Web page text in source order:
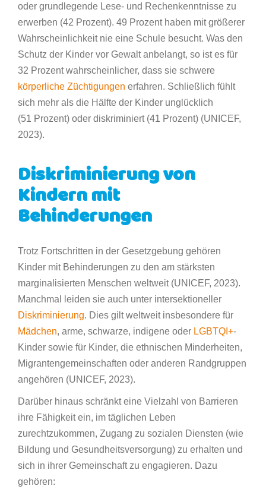
oder grundlegende Lese- und Rechenkenntnisse zu
erwerben (42 Prozent). 49 Prozent haben mit größerer
Wahrscheinlichkeit nie eine Schule besucht. Was den
Schutz der Kinder vor Gewalt anbelangt, so ist es für
32 Prozent wahrscheinlicher, dass sie schwere
körperliche Züchtigungen erfahren. Schließlich fühlt
sich mehr als die Hälfte der Kinder unglücklich
(51 Prozent) oder diskriminiert (41 Prozent) (UNICEF,
2023).
Diskriminierung von
Kindern mit
Behinderungen
Trotz Fortschritten in der Gesetzgebung gehören
Kinder mit Behinderungen zu den am stärksten
marginalisierten Menschen weltweit (UNICEF, 2023).
Manchmal leiden sie auch unter intersektioneller
Diskriminierung. Dies gilt weltweit insbesondere für
Mädchen, arme, schwarze, indigene oder LGBTQI+-
Kinder sowie für Kinder, die ethnischen Minderheiten,
Migrantengemeinschaften oder anderen Randgruppen
angehören (UNICEF, 2023).
Darüber hinaus schränkt eine Vielzahl von Barrieren
ihre Fähigkeit ein, im täglichen Leben
zurechtzukommen, Zugang zu sozialen Diensten (wie
Bildung und Gesundheitsversorgung) zu erhalten und
sich in ihrer Gemeinschaft zu engagieren. Dazu
gehören: